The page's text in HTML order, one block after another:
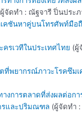
จัดทำ : ณัฐจารี ปิ่นประภ
คชันหาคู่บนโทรศัพท์มือ
รเวทีในประเทศไทย (ผู้
ที่พยากรณ์ภาวะโรคซึมเ
งการตลาดที่ส่งผลต่อก
รและปริมณฑล (ผู้จัดทำ :